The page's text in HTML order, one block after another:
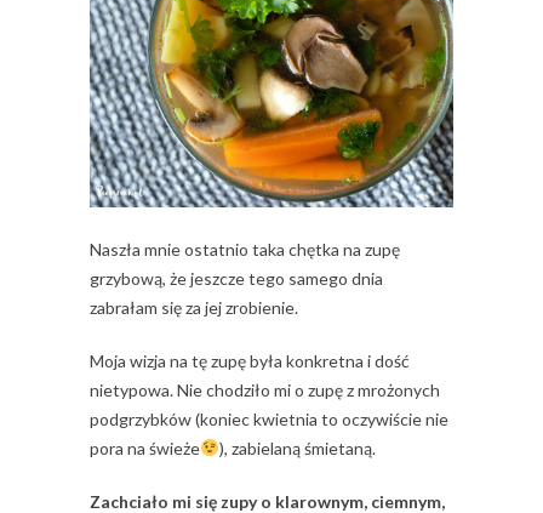
Naszła mnie ostatnio taka chętka na zupę
grzybową, że jeszcze tego samego dnia
zabrałam się za jej zrobienie.
Moja wizja na tę zupę była konkretna i dość
nietypowa. Nie chodziło mi o zupę z mrożonych
podgrzybków (koniec kwietnia to oczywiście nie
pora na świeże
), zabielaną śmietaną.
Zachciało mi się zupy o klarownym, ciemnym,